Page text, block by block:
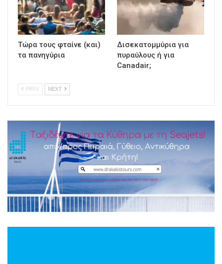
Τώρα τους φταίνε (και)
τα πανηγύρια
Δισεκατομμύρια για
πυραύλους ή για
Canadair;
PREV NEXT